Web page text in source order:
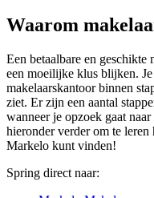
Waarom
Een betaalbare en
een moeilijke klus blijken.
makelaarskantoor binnen
ziet. Er zijn een aantal
wanneer je opzoek gaat
hieronder verder om te leren
Markelo kunt vinden!
Spring direct naar: